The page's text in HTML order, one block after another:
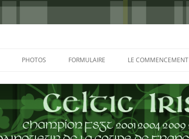
PHOTOS
GLASGOW 2002
CHARLIE & THE BHOYS 2006
FORMULAIRE LE COMMENCEMENT